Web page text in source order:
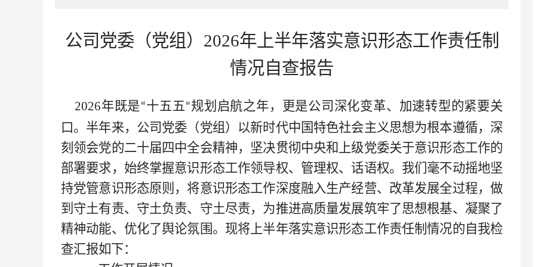
公司党委（党组） 2026年上半年落实意识形态工作责任制
情况自查报告
2026年既是“十五五”规划启航之年，更是公司深化变革、加速转型的紧要关
口。半年来，公司党委（党组）以新时代中国特色社会主义思想为根本遵循，深
刻领会党的二十届四中全会精神，坚决贯彻中央和上级党委关于意识形态工作的
部署要求，始终掌握意识形态工作领导权、管理权、话语权。我们毫不动摇地坚
持党管意识形态原则，将意识形态工作深度融入生产经营、改革发展全过程，做
到守土有责、守土负责、守土尽责，为推进高质量发展筑牢了思想根基、凝聚了
精神动能、优化了舆论氛围。现将上半年落实意识形态工作责任制情况的自我检
查汇报如下：